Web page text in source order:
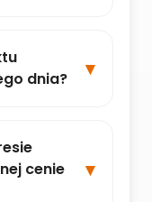
dnia?
cenie